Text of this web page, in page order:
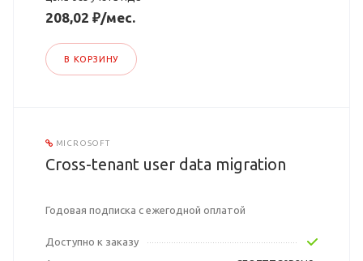
208,02 ₽/мес.
В КОРЗИНУ
MICROSOFT
Cross-tenant user data migration
Годовая подписка с ежегодной оплатой
Доступно к заказу